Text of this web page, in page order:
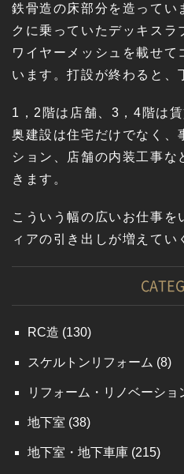
鉄骨造の床部分を造ってい
クに乗っていたデッキスラ
ワイヤーメッシュを載せて
います。打設が終わると、
1，2階は店舗、3，4階は
奥建設は住宅だけでなく、
ション、店舗の内装工事
きます。
こういう幅の広いお仕事を
ィアの引き出しが増えてい
RC造 (130)
スケルトンリフォーム (8)
リフォーム・リノベーショ
地下室 (38)
地下室・地下車庫 (215)